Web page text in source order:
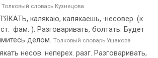
Толковый словарь Кузнецова
калякаю, калякаешь, ·несовер. (к
·фам. ). Разговаривать, болтать. Будет
делом. Толковый словарь Ушакова
несов. неперех. разг. Разговаривать,